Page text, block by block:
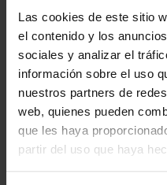
Las cookies de este sitio
el contenido y los
sociales y analizar el
información sobre el uso
nuestros partners de
web, quienes pueden
que les haya
partir del uso que haya
SUSCRIPCIÓN
CAPITALES DE
PROVINCIA 1
949,00 €